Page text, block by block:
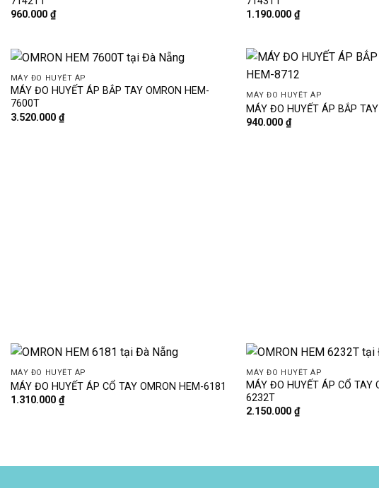
960.000 ₫
1.190.000₫
MÁY ĐO HUYẾT ÁP
MÁY ĐO HUYẾT ÁP BẮP TAY OMRON HEM-
7600T
3.520.000 ₫
MÁY ĐO HUYẾT ÁP
MÁY ĐO HUYẾT ÁP BẮP
940.000₫
MÁY ĐO HUYẾT ÁP
MÁY ĐO HUYẾT ÁP CỔ TAY OMRON HEM-6181
1.310.000 ₫
MÁY ĐO HUYẾT ÁP
MÁY ĐO HUYẾT ÁP CỔ TAY
6232T
2.150.000₫